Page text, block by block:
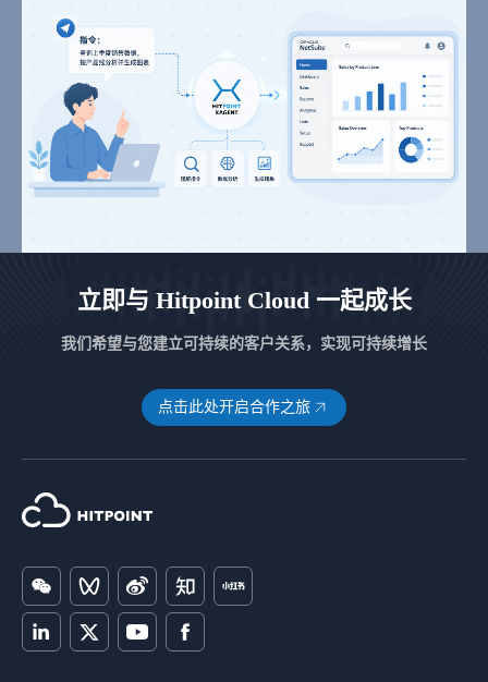
立即与 Hitpoint Cloud 一起成长
我们希望与您建立可持续的客户关系，实现可持续增长
点击此处开启合作之旅